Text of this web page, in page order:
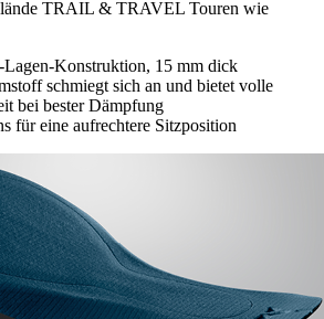
TRAIL & TRAVEL Touren wie
Lagen-Konstruktion, 15 mm dick
schmiegt sich an und bietet volle
bei bester Dämpfung
für eine aufrechtere Sitzposition